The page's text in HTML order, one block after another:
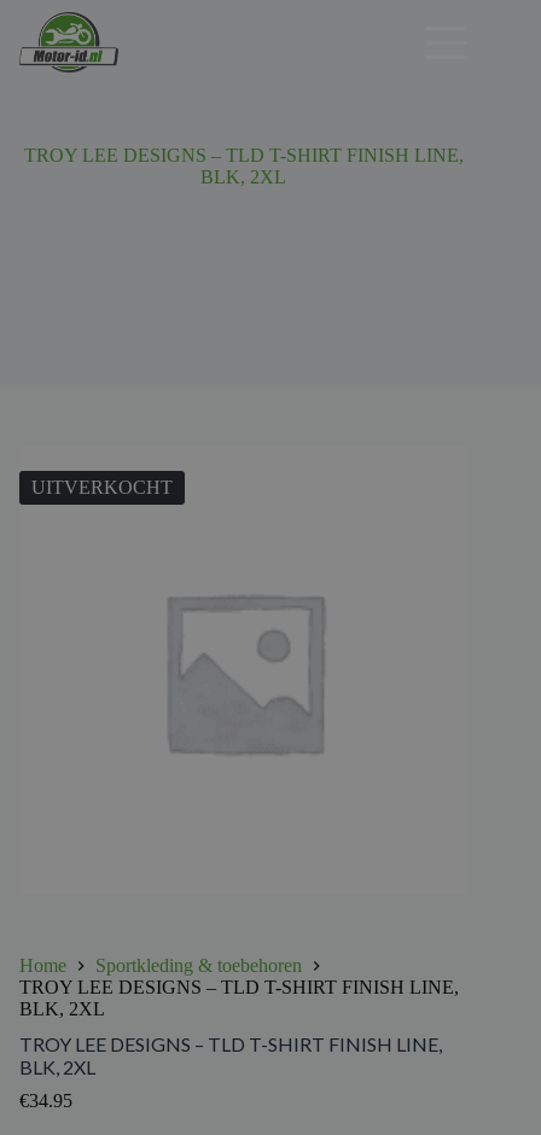
TROY LEE DESIGNS – TLD T-SHIRT FINISH LINE,
BLK, 2XL
UITVERKOCHT
Home
Sportkleding & toebehoren
TROY LEE DESIGNS – TLD T-SHIRT FINISH LINE,
BLK, 2XL
TROY LEE DESIGNS – TLD T-SHIRT FINISH LINE,
BLK, 2XL
€34.95